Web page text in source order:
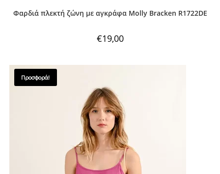
Φαρδιά πλεκτή ζώνη με αγκράφα Molly Bracken R1722DE
€19,00
Προσφορά!